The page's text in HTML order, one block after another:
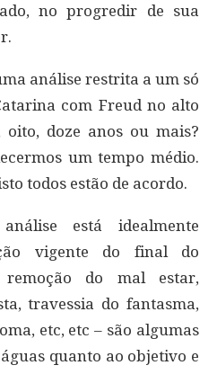
no progredir de sua
análise restrita a um só
com Freud no alto
doze anos ou mais?
um tempo médio.
todos estão de acordo.
está idealmente
vigente do final do
remoção do mal estar,
travessia do fantasma,
etc, etc – são algumas
quanto ao objetivo e